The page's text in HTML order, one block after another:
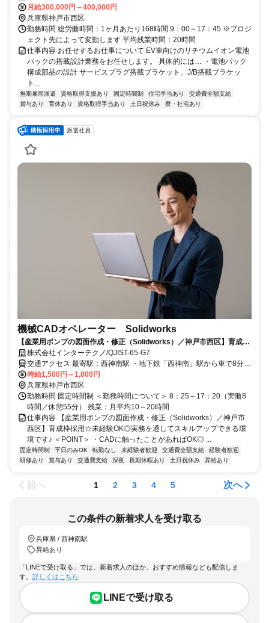
月給300,000円～400,000円
兵庫県神戸市西区
勤務時間 総労働時間：1ヶ月あたり168時間 9：00～17：45 ※プロジ
ェクト先によって変動します 平均残業時間：20時間
仕事内容 お任せするお仕事について EV車向けのリチウムイオン電池
パックの搭載設計業務をお任せします。 具体的には… ・電池パック
構成部品の設計 サービスプラグ搭載ブラケット、J/B搭載ブラケッ
ト...
無期雇用派遣 資格取得支援あり 固定時間制 住宅手当あり
交通費全額支給
賞与あり
育休あり 資格取得手当あり 土日祝休み 寮・社宅あり
派遣社員
機械CADオペレーター Solidworks
【産業用ポンプの図面作成・修正（Solidworks）／神戸市西区】育成枠
採用☆未経験OK◎実務を通してスキルアップできる環境です♪
株式会社インターテクノ/QJIST-65-G7
交通アクセス 最寄駅：西神南駅 ・地下鉄「西神南」駅から車で8分
（自転車で15分） ・地下鉄「西神中央」駅から車で10分 ＼車・バイ
ク・自転車通勤OK／
時給1,500円～1,800円
兵庫県神戸市西区
勤務時間 固定時間制 ＜勤務時間について＞ 8：25～17：20（実働8
時間／休憩55分） 残業：月平均10～20時間
仕事内容 【産業用ポンプの図面作成・修正（Solidworks）／神戸市
西区】育成枠採用☆未経験OK◎実務を通してスキルアップできる環
境です♪ ＜POINT＞ ・CADに触ったことがあればOK◎ ...
固定時間制 平日のみOK 転勤なし 未経験者歓迎 交通費全額支給
経験者歓迎
研修あり
賞与あり 交通費支給 深夜 長期休暇あり 土日祝休み 昇給あり
前へ 1 2 3 4 5 次へ
この条件の新着求人を受け取る
兵庫県 / 西神南駅
昇給あり
「LINEで受け取る」では、新着求人のほか、おすすめ情報なども配信しま
す。 詳しくはこちら
LINEで受け取る